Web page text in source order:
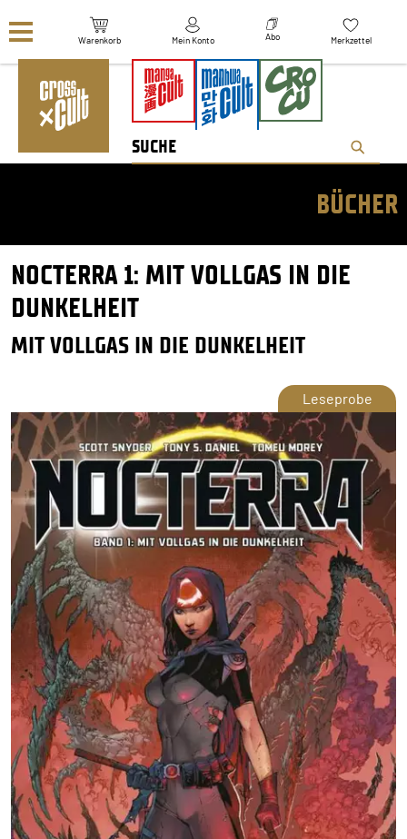
Warenkorb Mein Konto Abo Merkzettel
BÜCHER
NOCTERRA 1: MIT VOLLGAS IN DIE
DUNKELHEIT
MIT VOLLGAS IN DIE DUNKELHEIT
Leseprobe